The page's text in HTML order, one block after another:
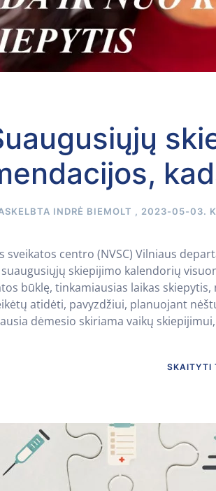
INDRĖ BIEMOLT , 2023-05-03.
sveikatos centro (NVSC) Vilniaus
skiepijimo kalendorių
būklę, tinkamiausias laikas
atidėti, pavyzdžiui, planuojant
dėmesio skiriama vaikų
SKAITYTI